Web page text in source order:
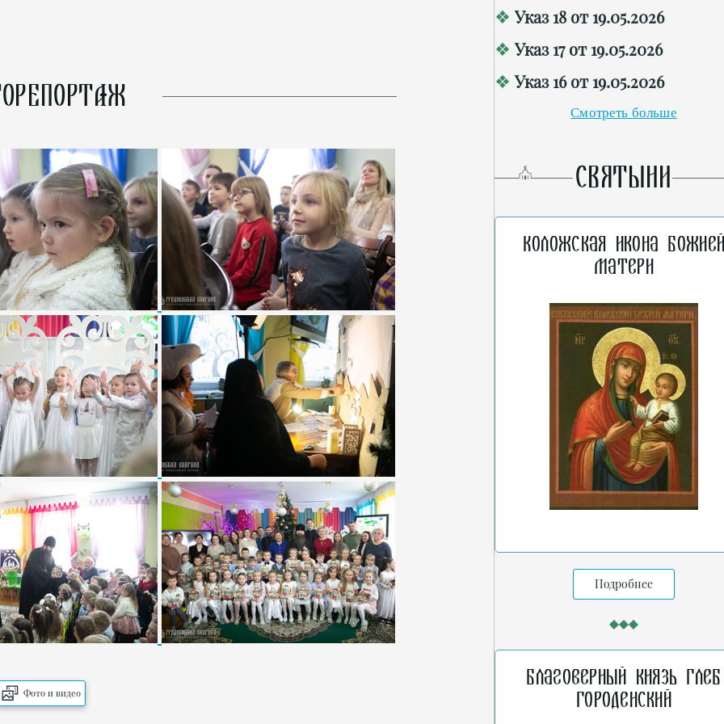
Фото и видео
Указ 18 от 19.05.2026
Указ 17 от 19.05.2026
Указ 16 от 19.05.2026
Смотреть больше
СВЯТЫНИ
Коложская икона
Матери
Подробнее
Благоверный князь Глеб
Городенский